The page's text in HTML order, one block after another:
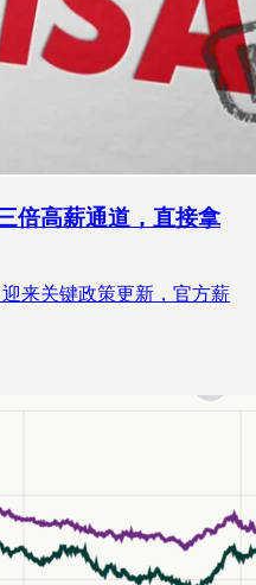
倍高薪通道，直接拿
来关键政策更新，官方薪